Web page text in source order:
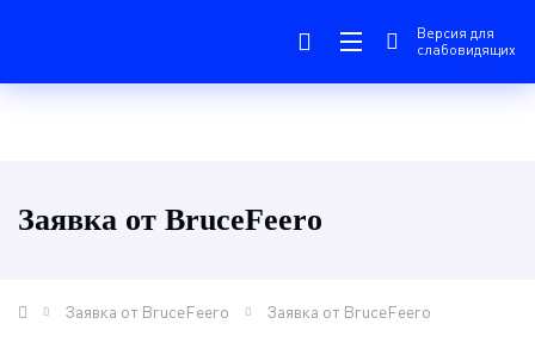
Версия для
слабовидящих
Заявка от BruceFeero
Заявка от BruceFeero Заявка от BruceFeero